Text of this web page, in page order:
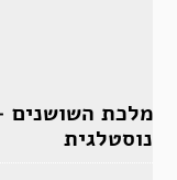
מלכת השושנים
נוסטלגית